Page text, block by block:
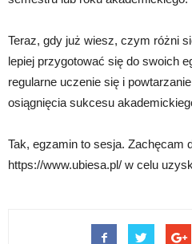
Teraz, gdy już wiesz, czym różni
lepiej przygotować się do swoich
regularne uczenie się i
osiągnięcia sukcesu
Tak, egzamin to sesja. Zachęcam
https://www.ubiesa.pl/ w celu